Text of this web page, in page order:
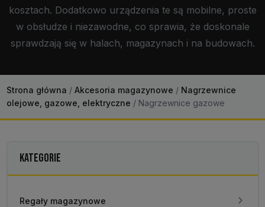
kosztach. Dodatkowo urządzenia te są mobilne, proste
w obsłudze i niezawodne, co sprawia, że doskonale
sprawdzają się w halach, magazynach i na budowach.
Strona główna / Akcesoria magazynowe / Nagrzewnice
olejowe, gazowe, elektryczne /Nagrzewnice gazowe
KATEGORIE
Regały magazynowe